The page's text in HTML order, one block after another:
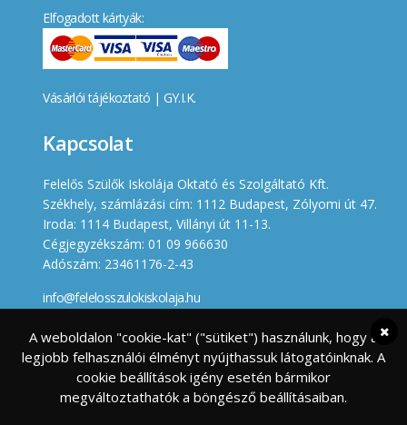
Elfogadott kártyák:
Vásárlói tájékoztató | GY.I.K.
Kapcsolat
Felelős Szülők Iskolája Oktató és Szolgáltató Kft.
Székhely, számlázási cím: 1112 Budapest, Zólyomi út 47.
Iroda: 1114 Budapest, Villányi út 11-13.
Cégjegyzékszám: 01 09 966630
Adószám: 23461176-2-43
info@felelosszulokiskolaja.hu
A weboldalon "cookie-kat" ("sütiket") használunk, hogy a
legjobb felhasználói élményt nyújthassuk látogatóinknak. A
cookie beállítások igény esetén bármikor
megváltoztathatók a böngésző beállításaiban.